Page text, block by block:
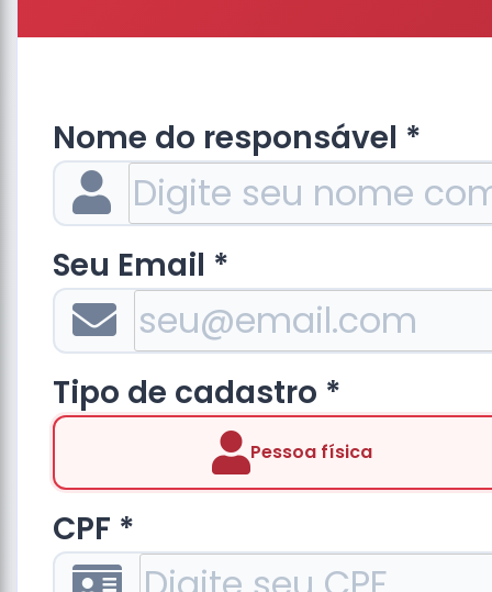
Nome do responsável *
Seu Email *
Tipo de cadastro *
Pessoa física
CPF *